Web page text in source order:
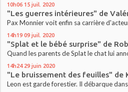
10h06 15 juil. 2020
"Les guerres intérieures" de
Pax Monnier voit enfin sa carrière
14h19 09 juil. 2020
"Splat et le bébé surprise" de
Quand les parents de Splat le chat lui
14h24 29 juin 2020
"Le bruissement des feuilles" de
Leon est garde forestier. Il débarque dans